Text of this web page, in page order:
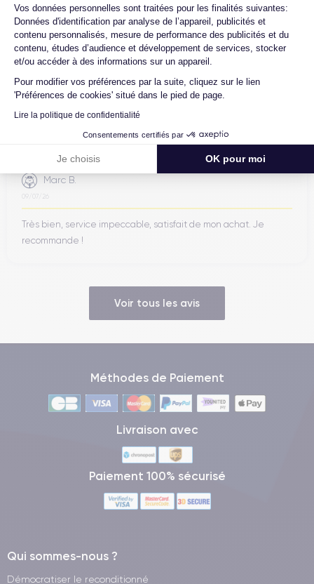
Vos données personnelles sont traitées pour les finalités suivantes:
Données d'identification par analyse de l’appareil, publicités et
contenu personnalisés, mesure de performance des publicités et du
contenu, études d’audience et développement de services, stocker
et/ou accéder à des informations sur un appareil.
Pour modifier vos préférences par la suite, cliquez sur le lien
'Préférences de cookies' situé dans le pied de page.
Lire la politique de confidentialité
Consentements certifiés par
Je choisis OK pour moi
Axeptio consent
Ambroise V.
10/07/26
Franchement super content ! J'ai acheté mon iPhone 14 Pro
chez eux et rien à redire, il est nickel. La batterie a été
Marc B.
09/07/26
Très bien, service impeccable, satisfait de mon achat. Je
recommande !
Voir tous les avis
Méthodes de Paiement
Livraison avec
Paiement 100% sécurisé
Qui sommes-nous ?
Démocratiser le reconditionné